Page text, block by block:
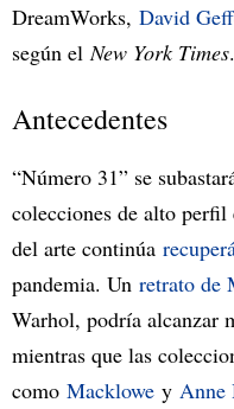
DreamWorks, David
según el New York Times.
Antecedentes
“Número 31” se
colecciones de alto
del arte continúa
pandemia. Un retrato de
Warhol, podría alcanzar
mientras que las
como Macklowe y Anne